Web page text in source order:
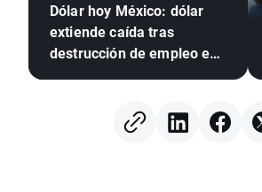
Dólar hoy México: dólar
extiende caída tras
destrucción de empleo en